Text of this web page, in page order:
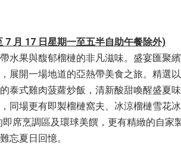
換購月 17 日星期一至五半自助午餐除外)
水果與馥郁榴槤的非凡滋味。盛宴匯聚
展開一場地道的亞熱帶美食之旅。精選
泰式雞肉菠蘿炒飯，清新酸甜喚醒盛夏
同場更有即製榴槤窩夫、冰涼榴槤雪花
席烹調區及環球美饌，更有精緻的自家
忘夏日回憶。